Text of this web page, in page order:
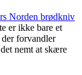
Norden brødkniv
er ikke bare et
forvandler
nemt at skære